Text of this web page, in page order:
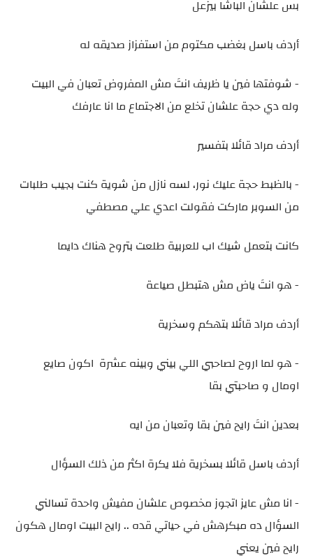
بس علشان الباشا بيزعل
أردف باسل بغضب مكتوم من استفزاز صديقه له
- شوفتها فين يا ظريف انتَ مش المفروض تعبان في البيت
وله دي حجة علشان تخلع من الاجتماع ما انا عارفك
أردف مراد قائلا بتفسير
- بالظبط حجة عليك نور، لسه نازل من شوية كنت بجيب طلبات
من السوبر ماركت فقولت اعدي علي مصطفي
كانت بتعمل شيك اب للعربية طلعت بتروح هناك دايما
- هو انتَ ياض مش هتبطل صياعة
أردف مراد قائلا بتهكم وسخرية
- هو لما اروح لصاحبي اللي بيني وبينه عشرة اكون صايع
اومال و صاحبتي بقا
بعدين انتَ رايح فين بقا وتعبان من ايه
أردف باسل قائلا بسخرية فلا يكرة اكثر من ذلك السؤال
- انا مش عايز اتجوز مخصوص علشان مفيش واحدة تسالني
السؤال ده مبكرهش في حياتي قده .. رايح البيت اومال هكون
رايح فين يعني